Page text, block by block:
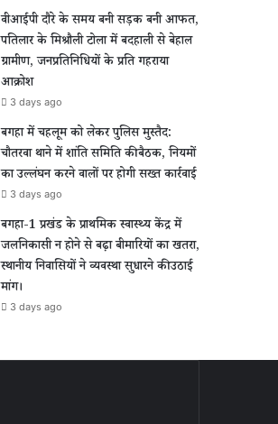
वीआईपी दौरे के समय बनी सड़क बनी आफत,
पतिलार के मिश्रौली टोला में बदहाली से बेहाल
ग्रामीण, जनप्रतिनिधियों के प्रति गहराया
आक्रोश
3 days ago
बगहा में चहलूम को लेकर पुलिस मुस्तैद:
चौतरवा थाने में शांति समिति की बैठक, नियमों
का उल्लंघन करने वालों पर होगी सख्त कार्रवाई
3 days ago
बगहा-1 प्रखंड के प्राथमिक स्वास्थ्य केंद्र में
जलनिकासी न होने से बढ़ा बीमारियों का खतरा,
स्थानीय निवासियों ने व्यवस्था सुधारने की उठाई
मांग।
3 days ago